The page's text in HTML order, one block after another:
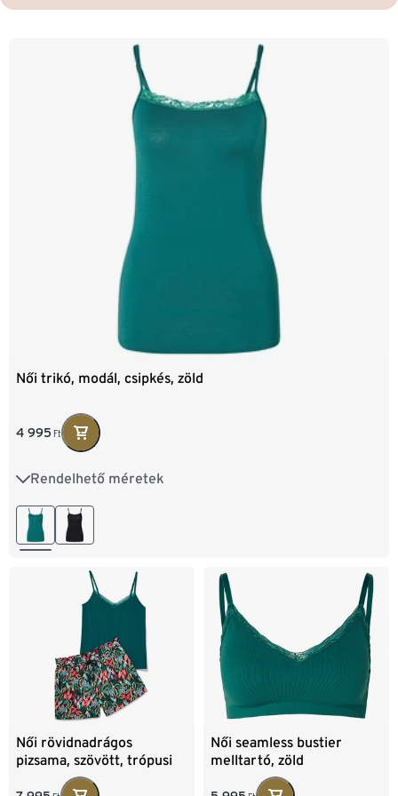
Női trikó, modál, csipkés, zöld
4 995 Ft
Rendelhető méretek
S 36/38 M 40/42 L 44/46
Női rövidnadrágos
pizsama, szövött, trópusi
mintás/zöld
Női seamless bustier
melltartó, zöld